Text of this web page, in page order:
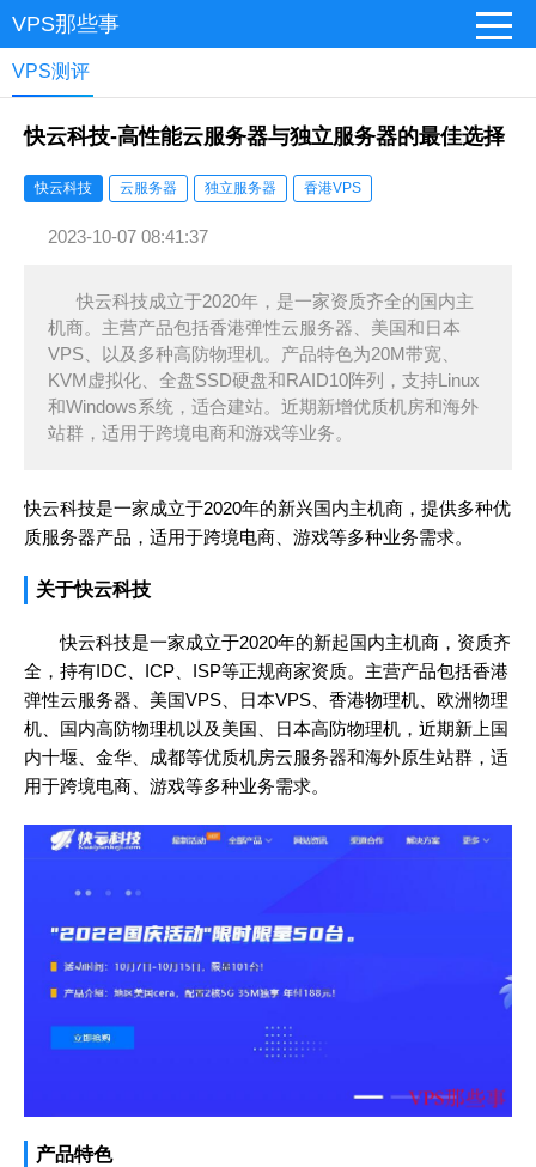
VPS那些事
VPS测评
快云科技-高性能云服务器与独立服务器的最佳选择
快云科技 云服务器 独立服务器 香港VPS
2023-10-07 08:41:37
快云科技成立于2020年，是一家资质齐全的国内主
机商。主营产品包括香港弹性云服务器、美国和日本
VPS、以及多种高防物理机。产品特色为20M带宽、
KVM虚拟化、全盘SSD硬盘和RAID10阵列，支持Linux
和Windows系统，适合建站。近期新增优质机房和海外
站群，适用于跨境电商和游戏等业务。
快云科技是一家成立于2020年的新兴国内主机商，提供多种优
质服务器产品，适用于跨境电商、游戏等多种业务需求。
关于快云科技
快云科技是一家成立于2020年的新起国内主机商，资质齐
全，持有IDC、ICP、ISP等正规商家资质。主营产品包括香港
弹性云服务器、美国VPS、日本VPS、香港物理机、欧洲物理
机、国内高防物理机以及美国、日本高防物理机，近期新上国
内十堰、金华、成都等优质机房云服务器和海外原生站群，适
用于跨境电商、游戏等多种业务需求。
产品特色